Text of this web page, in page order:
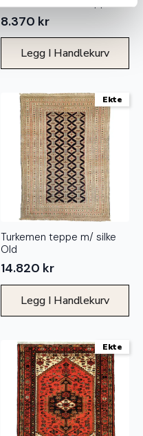
8.370 kr
Legg I Handlekurv
Ekte
Turkemen teppe m/ silke
Old
14.820 kr
Legg I Handlekurv
Ekte